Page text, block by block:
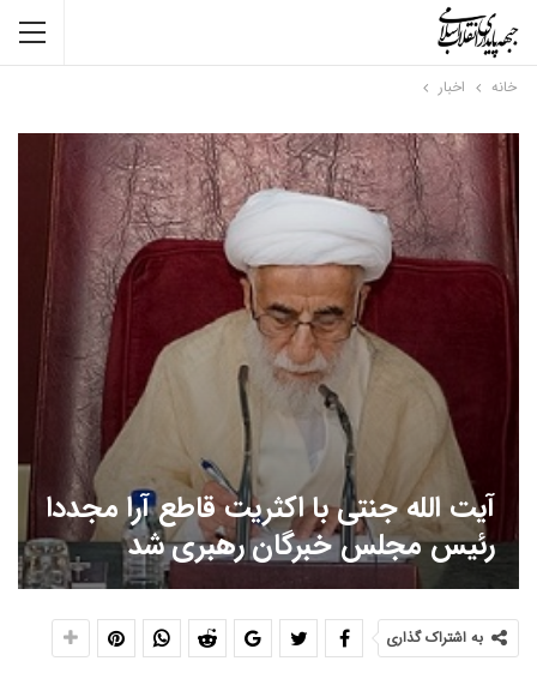
خانه اخبار
آیت الله جنتی با اکثریت قاطع آرا مجددا
رئیس مجلس خبرگان رهبری شد
به اشتراک گذاری